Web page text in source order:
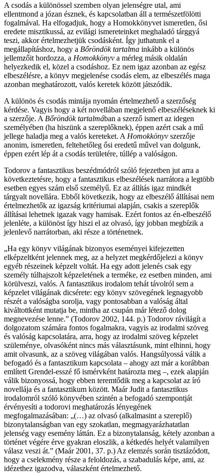
A csodás a különössel szemben olyan jelenségre utal, ami
ellentmond a józan észnek, és kapcsolatban áll a természetfölötti
fogalmával. Ha elfogadjuk, hogy a Homokkönyvet ismeretlen, ősi
eredete misztikussá, az evilági ismereteinket meghaladó tárggyá
teszi, akkor értelmezhetjük csodásként. Így juthatunk el a
megállapításhoz, hogy a Bőröndök tartalma inkább a különös
jellemzőit hordozza, a Homokkönyv a mérleg másik oldalán
helyezkedik el, közel a csodáshoz. Ez nem igaz azonban az egész
elbeszélésre, a könyv megjelenése csodás elem, az elbeszélés maga
azonban meghatározott, valós keretek között játszódik.
A különös és csodás mintája nyomán értelmezhető a szerzőség
kérdése. Vagyis hogy a két novellában megjelenő elbeszéléseknek ki
a szerzője. A Bőröndök tartalmában a szerző ismert az idegen
személyében (ha hiszünk a szereplőknek), éppen azért csak a mű
jellege haladja meg a valós kereteket. A Homokkönyv szerzője
anonim, ismeretlen, feltehetőleg ősi eredetű művel van dolgunk,
éppen ezért lép át a csodás területére, túllép a valóságon.
Todorov a fantasztikus beszédmódról szóló fejezetben jut arra a
következtetésre, hogy a fantasztikus elbeszélések narrátora a legtöbb
esetben egyes szám első személyű. Ez az állítás igaz mindkét
tárgyalt novellára. Ebből következik, hogy az elbeszélő állításai nem
értelmezhetők az igazság kritériumai alapján, csakis a szereplők
állításai lehetnek igazak vagy hamisak. Ezért fontos az én-elbeszélő
jelenléte, a különöst így hiszi el az olvasó, így jobban megbízik a
jelenlevő narrátorban, aki része a történetnek.
„Ha egy könyv világának bizonyos eseményei kifejezetten
elképzeltként jelennek meg, az a helyzet megkérdőjelezi a könyv
egyéb részeinek képzelt voltát. Ha egy adott jelenés csak egy
személy túlhajszolt képzeletének a terméke, ez esetben minden, ami
körülveszi, valós. A fantasztikus irodalom tehát távolról sem a
képzelet világának dicsérete: egy könyv szövegének legnagyobb
részét a valóságba sorolja, vagy pontosabban a valóság által
kiváltottként mutatja be, mintha az csupán már létező dolog
megnevezése lenne.” (Todorov 2002, 144. p.) Todorov rávilágít a
dolgozatom számára fontos fogalmakra, vagyis az irodalmi szöveg
és valóság kapcsolatára, arra, hogy az irodalmi szöveg képzelet
szüleménye, olvasóként nincs más választásunk, mint elhinni, hogy
amit olvasunk, az a szöveg világában valós. Hangsúlyossá válik a
befogadó és a fantasztikum kapcsolata ‒ ahogy azt már a korábban
említett Grendel-esszé fő ismérvként határozta meg ‒, ezek alapján
válik bizonyossá, hogy ebben teremtődik meg a kapcsolat az író
novellája és a fantasztikum között. Maár Judit a fantasztikus
irodalomról szóló könyvében szintén a befogadó szempontját
érvényesíti a todorovi meghatározás lényegének
megfogalmazásában: „(…) az olvasó (alkalmasint a szereplő)
bizonytalanságban van egy szokatlan, megmagyarázhatatlan
jelenség vagy esemény láttán. Ez a bizonytalanság, kétely azonban a
történet végére érve gyakran eloszlik, a kétkedés helyét valamilyen
válasz veszi át.” (Maár 2001, 37. p.) Az elemzés során tisztázódott,
hogy a cselekmény része a feloldozás, a szabadulás képe, ami, az
idézethez igazodva, válaszként értelmezhető.